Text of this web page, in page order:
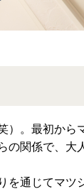
）。最初から
の関係で、大
を通じてマツ